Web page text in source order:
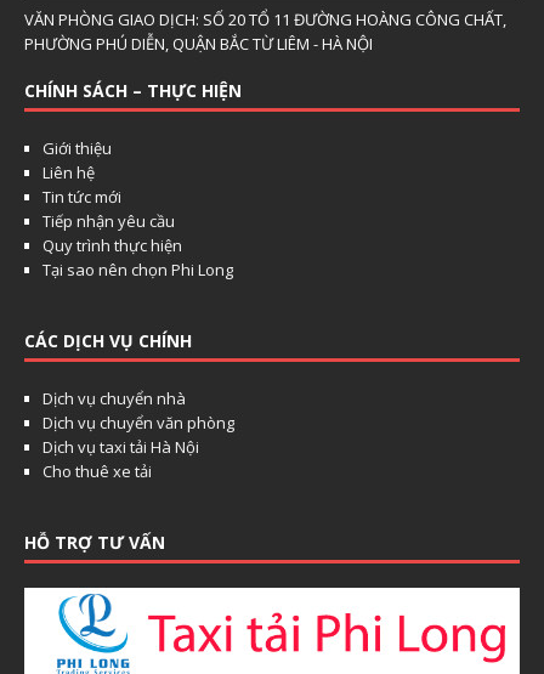
VĂN PHÒNG GIAO DỊCH: SỐ 20 TỔ 11 ĐƯỜNG HOÀNG CÔNG CHẤT,
PHƯỜNG PHÚ DIỄN, QUẬN BẮC TỪ LIÊM - HÀ NỘI
CHÍNH SÁCH – THỰC HIỆN
Giới thiệu
Liên hệ
Tin tức mới
Tiếp nhận yêu cầu
Quy trình thực hiện
Tại sao nên chọn Phi Long
CÁC DỊCH VỤ CHÍNH
Dịch vụ chuyển nhà
Dịch vụ chuyển văn phòng
Dịch vụ taxi tải Hà Nội
Cho thuê xe tải
HỖ TRỢ TƯ VẤN